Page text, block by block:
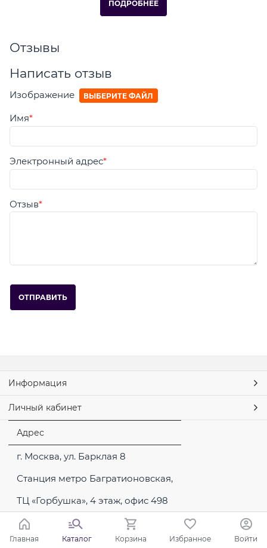
ПОДРОБНЕЕ
Отзывы
Написать отзыв
Изображение ВЫБЕРИТЕ ФАЙЛ
Имя
Электронный адрес
Отзыв
Информация
Личный кабинет
Адрес
г. Москва, ул. Барклая 8
Станция метро Багратионовская,
ТЦ «Горбушка», 4 этаж, офис 498
Главная Каталог Корзина Избранное Войти